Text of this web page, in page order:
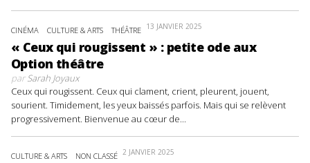
CINÉMA CULTURE & ARTS THÉÂTRE 13 JANVIER 2025
« Ceux qui rougissent » : petite ode aux
Option théâtre
parSarah Joyaux
Ceux qui rougissent. Ceux qui clament, crient, pleurent, jouent,
sourient. Timidement, les yeux baissés parfois. Mais qui se relèvent
progressivement. Bienvenue au cœur de...
CULTURE & ARTS NON CLASSÉ 2 JANVIER 2025